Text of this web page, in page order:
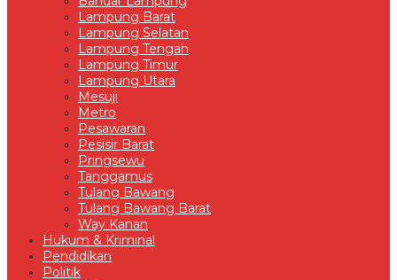
Lampung Barat
Lampung Selatan
Lampung Tengah
Lampung Timur
Lampung Utara
Mesuji
Metro
Pesawaran
Pesisir Barat
Pringsewu
Tanggamus
Tulang Bawang
Tulang Bawang Barat
Way Kanan
Hukum & Kriminal
Pendidikan
Politik